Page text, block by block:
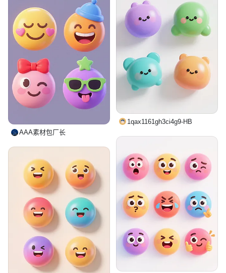
1qax1161gh3ci4g9-HB
AAA素材包厂长